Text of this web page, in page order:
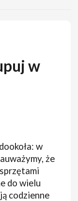
w
w
że
do wielu
codzienne